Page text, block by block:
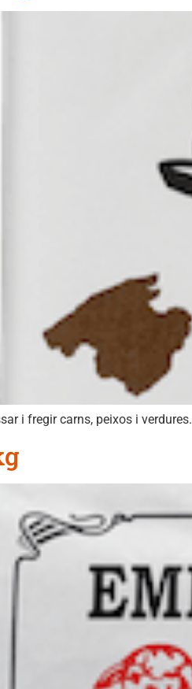
i fregir carns, peixos i verdures.